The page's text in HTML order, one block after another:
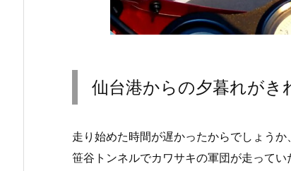
仙台港からの夕暮れがき
走り始めた時間が遅かったからでしょう
笹谷トンネルでカワサキの軍団が走ってい